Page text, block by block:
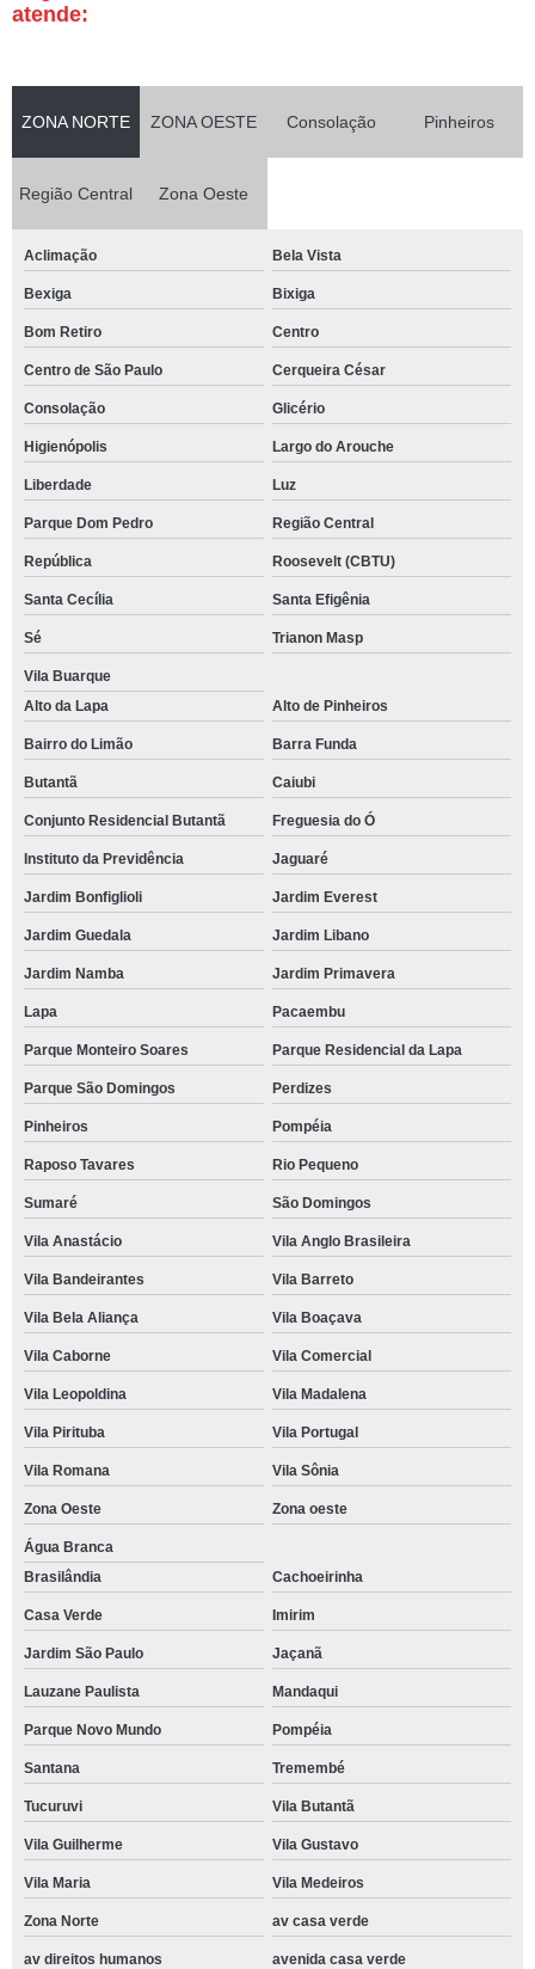
atende:
ZONA NORTE ZONA OESTE Consolação Pinheiros
Região Central Zona Oeste
Aclimação Bela Vista
Bexiga Bixiga
Bom Retiro Centro
Centro de São Paulo Cerqueira César
Consolação Glicério
Higienópolis Largo do Arouche
Liberdade Luz
Parque Dom Pedro Região Central
República Roosevelt (CBTU)
Santa Cecília Santa Efigênia
Sé Trianon Masp
Vila Buarque
Alto da Lapa
Alto de Pinheiros
Bairro do Limão Barra Funda
Butantã Caiubi
Conjunto Residencial Butantã Freguesia do Ó
Instituto da Previdência Jaguaré
Jardim Bonfiglioli Jardim Everest
Jardim Guedala Jardim Libano
Jardim Namba Jardim Primavera
Lapa Pacaembu
Parque Monteiro Soares Parque Residencial da Lapa
Parque São Domingos Perdizes
Pinheiros Pompéia
Raposo Tavares Rio Pequeno
Sumaré São Domingos
Vila Anastácio Vila Anglo Brasileira
Vila Bandeirantes Vila Barreto
Vila Bela Aliança Vila Boaçava
Vila Caborne Vila Comercial
Vila Leopoldina Vila Madalena
Vila Pirituba Vila Portugal
Vila Romana Vila Sônia
Zona Oeste Zona oeste
Água Branca
Brasilândia
Cachoeirinha
Casa Verde Imirim
Jardim São Paulo Jaçanã
Lauzane Paulista Mandaqui
Parque Novo Mundo Pompéia
Santana Tremembé
Tucuruvi Vila Butantã
Vila Guilherme Vila Gustavo
Vila Maria Vila Medeiros
Zona Norte av casa verde
av direitos humanos avenida casa verde